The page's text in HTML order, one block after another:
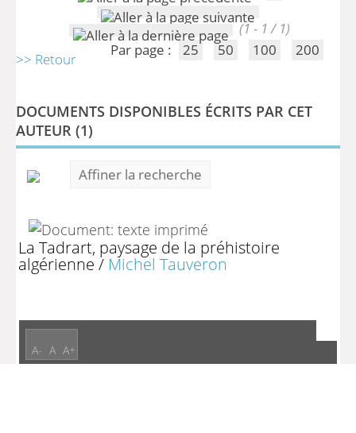
(1 - 1 / 1)
Par page :
25 50 100 200
>> Retour
DOCUMENTS DISPONIBLES ÉCRITS PAR CET
AUTEUR (1)
Affiner la recherche
La Tadrart, paysage de la préhistoire
algérienne / Michel Tauveron
A- A A+